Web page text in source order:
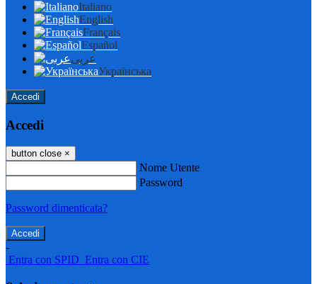
Italiano
English
Français
Español
عربى
Українська
Accedi
Accedi
button close ×
Nome Utente
Password
Password dimenticata?
-
Entra con SPID Entra con CIE